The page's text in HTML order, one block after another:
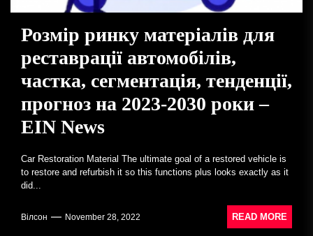
Розмір ринку матеріалів для
реставрації автомобілів,
частка, сегментація, тенденції,
прогноз на 2023-2030 роки –
EIN News
Car Restoration Material The ultimate goal of a restored vehicle is
to restore and refurbish it so this functions plus looks exactly as it
did...
Вілсон November 28, 2022 READ MORE